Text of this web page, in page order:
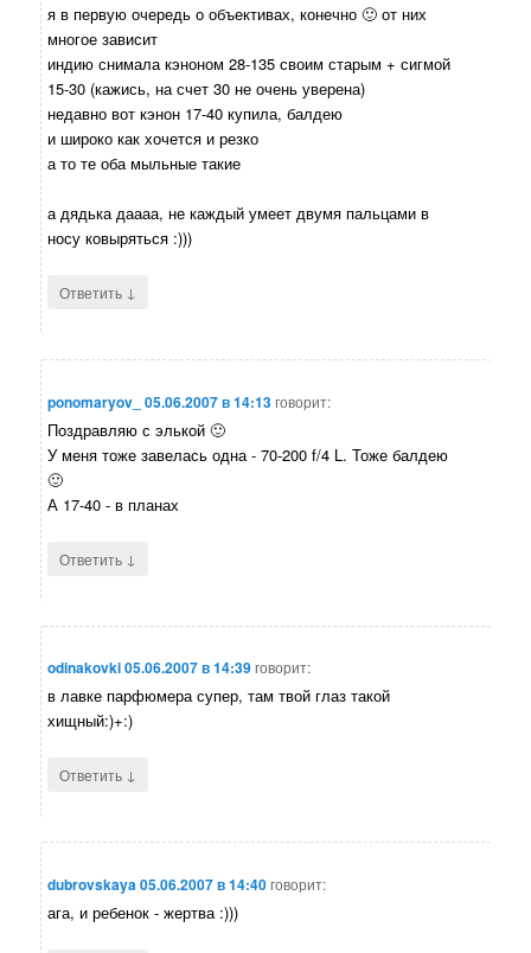
я в первую очередь о объективах, конечно 🙂 от них
многое зависит
индию снимала кэноном 28-135 своим старым + сигмой
15-30 (кажись, на счет 30 не очень уверена)
недавно вот кэнон 17-40 купила, балдею
и широко как хочется и резко
а то те оба мыльные такие
а дядька даааа, не каждый умеет двумя пальцами в
носу ковыряться :)))
Ответить ↓
ponomaryov_ 05.06.2007 в 14:13говорит:
Поздравляю с элькой 🙂
У меня тоже завелась одна - 70-200 f/4 L. Тоже балдею
🙂
А 17-40 - в планах
Ответить ↓
odinakovki05.06.2007 в 14:39говорит:
в лавке парфюмера супер, там твой глаз такой
хищный:)+:)
Ответить ↓
dubrovskaya 05.06.2007 в 14:40говорит:
ага, и ребенок - жертва :)))